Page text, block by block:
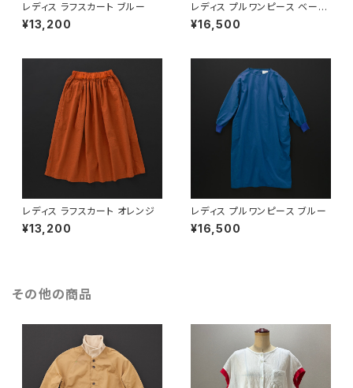
レディス ラフスカート ブルー
¥13,200
レディス プルワンピース ベージ
ュ
¥16,500
レディス ラフスカート オレンジ
¥13,200
レディス プルワンピース ブルー
¥16,500
その他の商品